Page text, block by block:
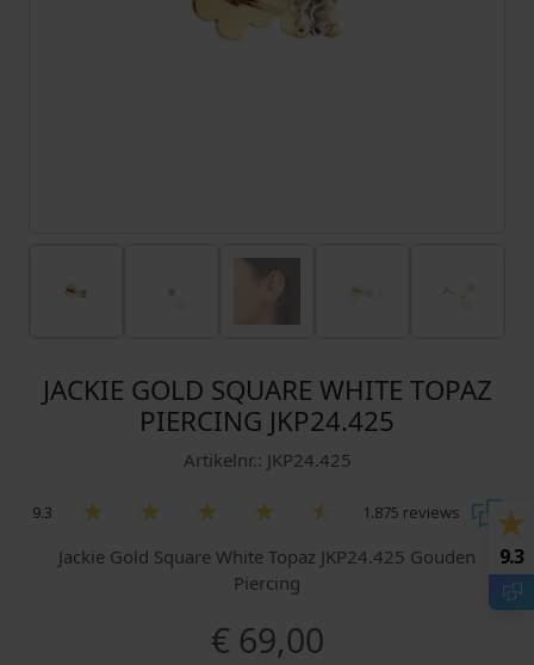
JACKIE GOLD SQUARE WHITE TOPAZ
PIERCING JKP24.425
Artikelnr.: JKP24.425
9.3 1.875 reviews
Jackie Gold Square White Topaz JKP24.425 Gouden
Piercing
€69,00
9.3